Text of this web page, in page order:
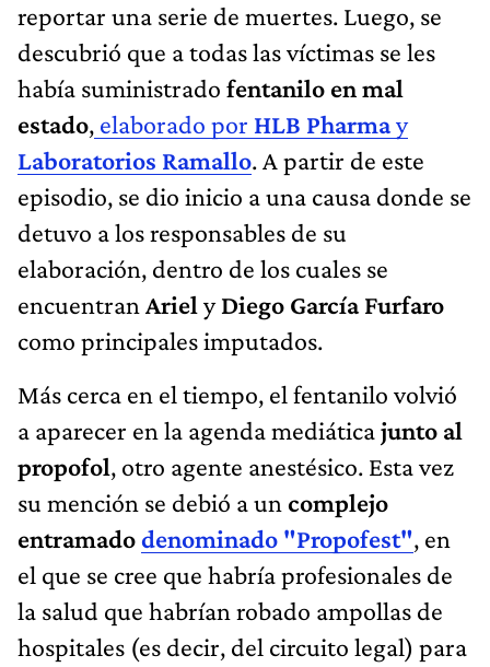
reportar una serie de muertes. Luego, se
descubrió que a todas las víctimas se les
había suministrado fentanilo en mal
estado, elaborado por HLB Pharmay
Laboratorios Ramallo. A partir de este
episodio, se dio inicio a una causa donde se
detuvo a los responsables de su
elaboración, dentro de los cuales se
encuentran Ariel yDiego García Furfaro
como principales imputados.
Más cerca en el tiempo, el fentanilo volvió
a aparecer en la agenda mediáticajunto al
propofol, otro agente anestésico. Esta vez
su mención se debió a un complejo
entramadodenominado "Propofest", en
el que se cree que habría profesionales de
la salud que habrían robado ampollas de
hospitales (es decir, del circuito legal) para